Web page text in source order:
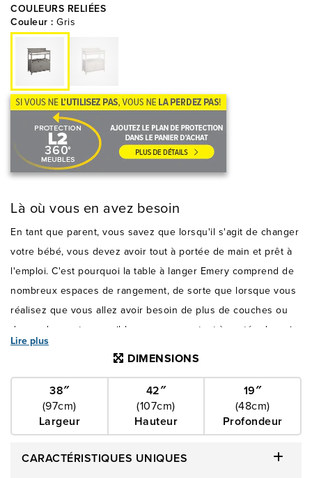
COULEURS RELIÉES
Couleur : Gris
Là où vous en avez besoin
En tant que parent, vous savez que lorsqu'il s'agit de changer
votre bébé, vous devez avoir tout à portée de main et prêt à
l'emploi. C'est pourquoi la table à langer Emery comprend de
nombreux espaces de rangement, de sorte que lorsque vous
réalisez que vous allez avoir besoin de plus de couches ou
de poudres extra-sensibles, vous aurez tout à portée de main.
Que vous soyez alerte et prêt à partir, ou qu'il soit 3 heures
exactement où tout se trouve.
Lire plus
DIMENSIONS
38″
(97cm)
Largeur
42″
(107cm)
Hauteur
19″
(48cm)
Profondeur
CARACTÉRISTIQUES UNIQUES